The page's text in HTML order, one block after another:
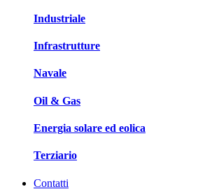
Industriale
Infrastrutture
Navale
Oil & Gas
Energia solare ed eolica
Terziario
Contatti